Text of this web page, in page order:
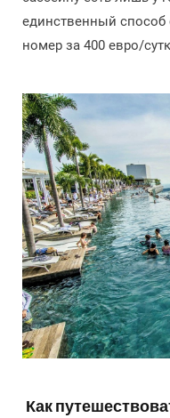
единственный способ
номер за 400 евро/
Как